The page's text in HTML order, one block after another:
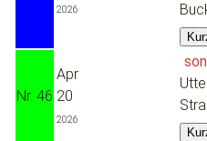
2026
Nr. 46
Apr
20
2026